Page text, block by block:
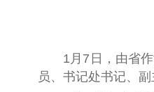
1月7日，由省
员、 书记处书记、 副